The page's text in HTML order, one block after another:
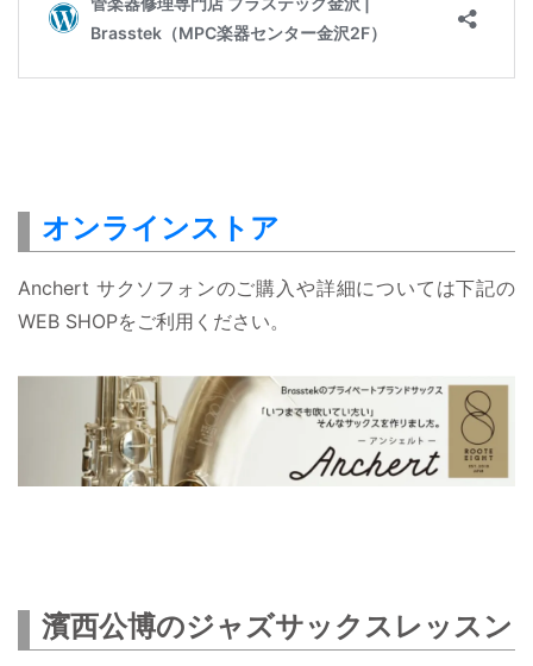
オンラインストア
Anchert サクソフォンのご購入や詳細については下記の
WEB SHOPをご利用ください。
濱西公博のジャズサックスレッスン